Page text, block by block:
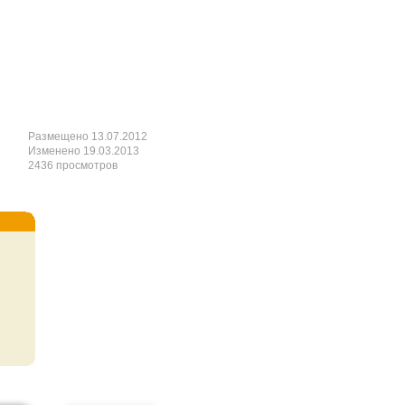
Размещено 13.07.2012
Изменено 19.03.2013
2436 просмотров